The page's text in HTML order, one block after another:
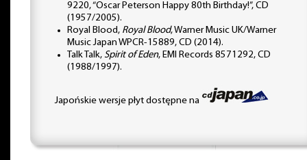
9220, “Oscar Peterson Happy 80th Birthday!”, CD
(1957/2005).
Royal Blood, Royal Blood, Warner Music UK/Warner
Music Japan WPCR-15889, CD (2014).
Talk Talk, Spirit of Eden, EMI Records 8571292, CD
(1988/1997).
Japońskie wersje płyt dostępne na